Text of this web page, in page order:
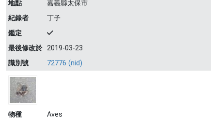
地點
嘉義縣太保市
紀錄者
丁子
鑑定
最後修改於 2019-03-23
識別號
72776 (nid)
物種
Aves